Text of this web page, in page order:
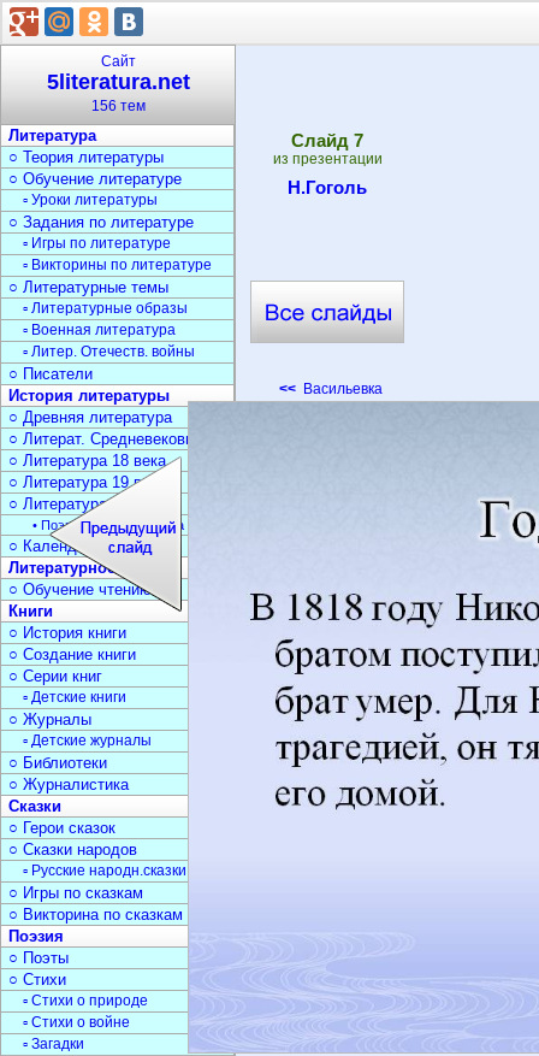
Cлайд 7
из презентации
Н.Гоголь
<< Васильевка
Сайт
5literatura.net
156 тем
Литература
○ Теория литературы
○ Обучение литературе
▫ Уроки литературы
○ Задания по литературе
▫ Игры по литературе
▫ Викторины по литературе
○ Литературные темы
▫ Литературные образы
▫ Военная литература
▫ Литер. Отечеств. войны
○ Писатели
История литературы
○ Древняя литература
○ Литерат. Средневековья
○ Литература 18 века
○ Литература 19 века
○ Литература 20 века
• Поэзия Серебрян. века
○ Календарь дат
Литературное чтение
○ Обучение чтению
Книги
○ История книги
○ Создание книги
○ Серии книг
▫ Детские книги
○ Журналы
▫ Детские журналы
○ Библиотеки
○ Журналистика
Сказки
○ Герои сказок
○ Сказки народов
▫ Русские народн.сказки
○ Игры по сказкам
○ Викторина по сказкам
Поэзия
○ Поэты
○ Стихи
▫ Стихи о природе
▫ Стихи о войне
▫ Загадки